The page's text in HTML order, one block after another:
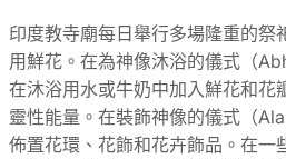
印度教寺廟每日舉行多場隆重的祭
用鮮花。在為神像沐浴的儀式（
在沐浴用水或牛奶中加入鮮花和花
靈性能量。在裝飾神像的儀式（
佈置花環、花飾和花卉飾品。在一